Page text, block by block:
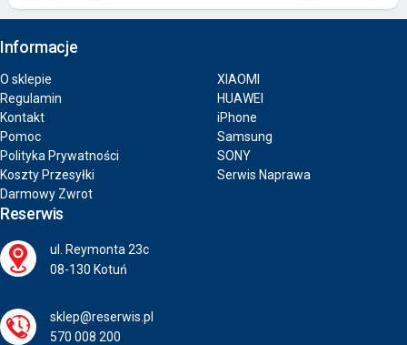
Informacje
O sklepie
Regulamin
Kontakt
Pomoc
Polityka Prywatności
Koszty Przesyłki
Darmowy Zwrot
XIAOMI
HUAWEI
iPhone
Samsung
SONY
Serwis Naprawa
Reserwis
ul. Reymonta 23c
08-130 Kotuń
sklep@reserwis.pl
570 008 200